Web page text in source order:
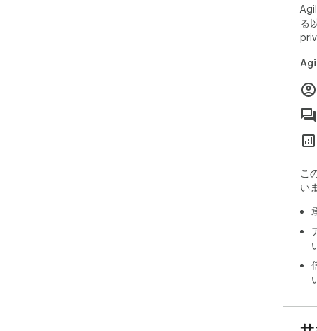
る
こ
い